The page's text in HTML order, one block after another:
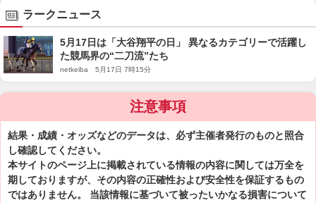
ラークニュース
5月17日は「大谷翔平の日」 異なるカテゴリーで活躍し
た競馬界の“二刀流”たち
netkeiba 5月17日 7時15分
注意事項
結果・成績・オッズなどのデータは、必ず主催者発行のものと照合
し確認してください。
本サイトのページ上に掲載されている情報の内容に関しては万全を
期しておりますが、その内容の正確性および安全性を保証するもの
ではありません。 当該情報に基づいて被ったいかなる損害について